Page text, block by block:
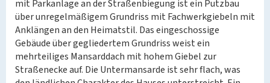
mit Parkanlage an der Straßenbiegung ist ein Putzbau
über unregelmäßigem Grundriss mit Fachwerkgiebeln mit
Anklängen an den Heimatstil. Das eingeschossige
Gebäude über gegliedertem Grundriss weist ein
mehrteiliges Mansarddach mit hohem Giebel zur
Straßenecke auf. Die Untermansarde ist sehr flach, was